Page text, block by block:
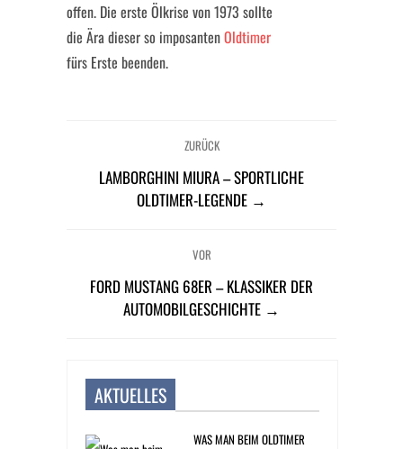
offen. Die erste Ölkrise von 1973 sollte
die Ära dieser so imposantenOldtimer
fürs Erste beenden.
ZURÜCK
LAMBORGHINI MIURA – SPORTLICHE
OLDTIMER-LEGENDE →
VOR
FORD MUSTANG 68ER – KLASSIKER DER
AUTOMOBILGESCHICHTE →
AKTUELLES
WAS MAN BEIM OLDTIMER